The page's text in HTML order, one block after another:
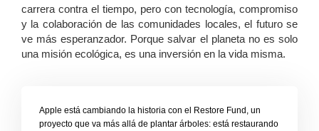
carrera contra el tiempo, pero con tecnología, compromiso
y la colaboración de las comunidades locales, el futuro se
ve más esperanzador. Porque salvar el planeta no es solo
una misión ecológica, es una inversión en la vida misma.
Apple está cambiando la historia con el Restore Fund, un
proyecto que va más allá de plantar árboles: está restaurando